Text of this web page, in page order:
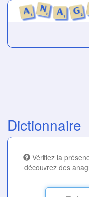
Dictionnaire
Vérifiez la
découvrez des